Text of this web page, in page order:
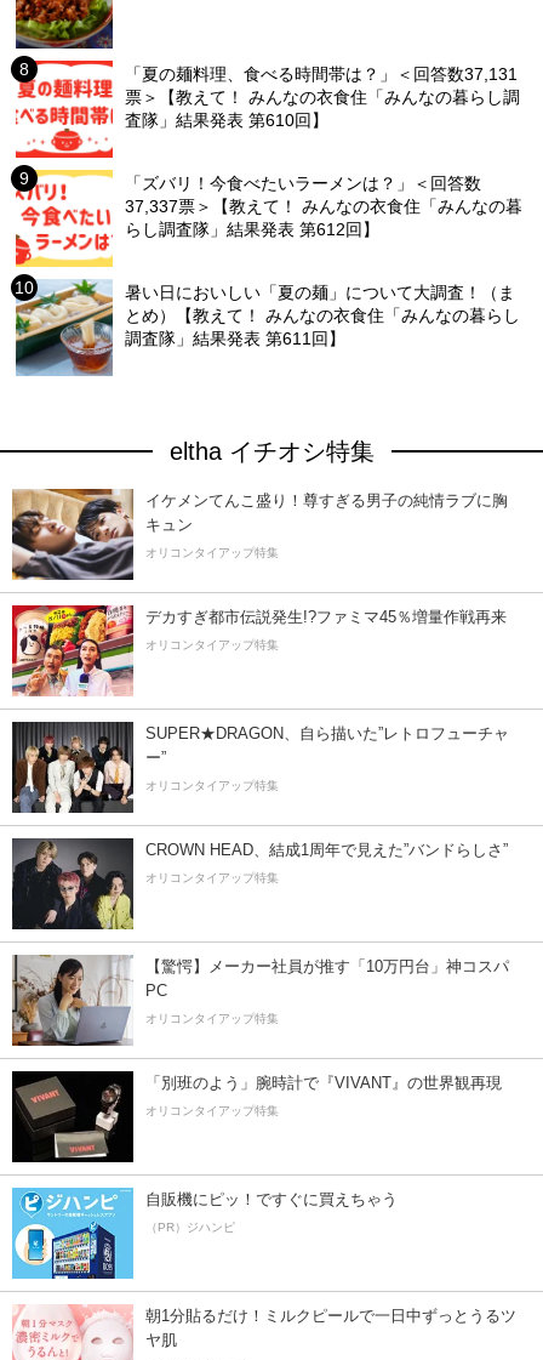
「夏の麺料理、食べる時間帯は？」＜回答数37,131
票＞【教えて！ みんなの衣食住「みんなの暮らし調
査隊」結果発表 第610回】
「ズバリ！今食べたいラーメンは？」＜回答数
37,337票＞【教えて！ みんなの衣食住「みんなの暮
らし調査隊」結果発表 第612回】
暑い日においしい「夏の麺」について大調査！（ま
とめ）【教えて！ みんなの衣食住「みんなの暮らし
調査隊」結果発表 第611回】
eltha イチオシ特集
イケメンてんこ盛り！尊すぎる男子の純情ラブに胸
キュン
オリコンタイアップ特集
デカすぎ都市伝説発生!?ファミマ45％増量作戦再来
オリコンタイアップ特集
SUPER★DRAGON、自ら描いた”レトロフューチャ
ー”
オリコンタイアップ特集
CROWN HEAD、結成1周年で見えた”バンドらしさ”
オリコンタイアップ特集
【驚愕】メーカー社員が推す「10万円台」神コスパ
PC
オリコンタイアップ特集
「別班のよう」腕時計で『VIVANT』の世界観再現
オリコンタイアップ特集
自販機にピッ！ですぐに買えちゃう
（PR）ジハンピ
朝1分貼るだけ！ミルクピールで一日中ずっとうるツ
ヤ肌